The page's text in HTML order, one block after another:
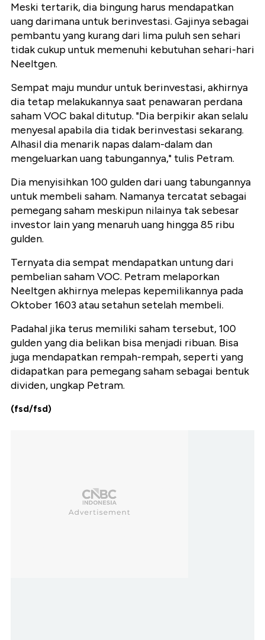
Meski tertarik, dia bingung harus mendapatkan
uang darimana untuk berinvestasi. Gajinya sebagai
pembantu yang kurang dari lima puluh sen sehari
tidak cukup untuk memenuhi kebutuhan sehari-hari
Neeltgen.
Sempat maju mundur untuk berinvestasi, akhirnya
dia tetap melakukannya saat penawaran perdana
saham VOC bakal ditutup. "Dia berpikir akan selalu
menyesal apabila dia tidak berinvestasi sekarang.
Alhasil dia menarik napas dalam-dalam dan
mengeluarkan uang tabungannya," tulis Petram.
Dia menyisihkan 100 gulden dari uang tabungannya
untuk membeli saham. Namanya tercatat sebagai
pemegang saham meskipun nilainya tak sebesar
investor lain yang menaruh uang hingga 85 ribu
gulden.
Ternyata dia sempat mendapatkan untung dari
pembelian saham VOC. Petram melaporkan
Neeltgen akhirnya melepas kepemilikannya pada
Oktober 1603 atau setahun setelah membeli.
Padahal jika terus memiliki saham tersebut, 100
gulden yang dia belikan bisa menjadi ribuan. Bisa
juga mendapatkan rempah-rempah, seperti yang
didapatkan para pemegang saham sebagai bentuk
dividen, ungkap Petram.
(fsd/fsd)